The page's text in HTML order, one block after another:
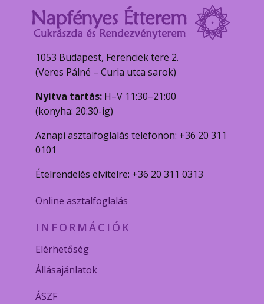
1053 Budapest, Ferenciek tere 2.
(Veres Pálné – Curia utca sarok)
Nyitva tartás: H–V 11:30–21:00
(konyha: 20:30-ig)
Aznapi asztalfoglalás telefonon: +36 20 311
0101
Ételrendelés elvitelre: +36 20 311 0313
Online asztalfoglalás
INFORMÁCIÓK
Elérhetőség
Állásajánlatok
ÁSZF